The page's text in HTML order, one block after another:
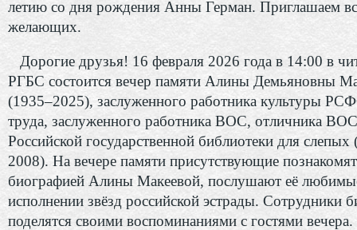
летию со дня рождения Анны Герман. Приглашаем
желающих.
Дорогие друзья! 16 февраля 2026 года в 14:00 в
РГБС состоится вечер памяти Алины Демьяновны
(1935–2025), заслуженного работника культуры
труда, заслуженного работника ВОС, отличника
Российской государственной библиотеки для слепых
2008). На вечере памяти присутствующие
биографией Алины Макеевой, послушают её
исполнении звёзд российской эстрады. Сотрудники
поделятся своими воспоминаниями с гостями